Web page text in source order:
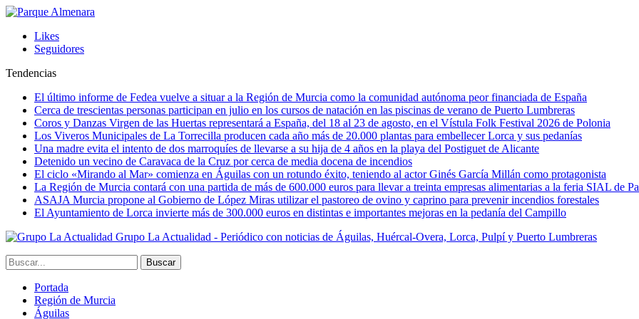
Likes
Seguidores
Tendencias
El último informe de Fedea vuelve a situar a la Región de Murcia como la comunidad autónoma peor financiada de España
Cerca de trescientas personas participan en julio en los cursos de natación en las piscinas de verano de Puerto Lumbreras
Coros y Danzas Virgen de las Huertas representará a España, del 18 al 23 de agosto, en el Vístula Folk Festival 2026 de Polonia
Los Viveros Municipales de La Torrecilla producen cada año más de 20.000 plantas para embellecer Lorca y sus pedanías
Una madre evita el intento de dos marroquíes de llevarse a su hija de 4 años en la playa del Postiguet de Alicante
Detenido un vecino de Caravaca de la Cruz por cerca de media docena de incendios
El ciclo «Mirando al Mar» comienza en Águilas con un rotundo éxito, teniendo al actor Ginés García Millán como protagonista
La Región de Murcia contará con una partida de más de 600.000 euros para llevar a treinta empresas alimentarias a la feria SIAL de
ASAJA Murcia propone al Gobierno de López Miras utilizar el pastoreo de ovino y caprino para prevenir incendios forestales
El Ayuntamiento de Lorca invierte más de 300.000 euros en distintas e importantes mejoras en la pedanía del Campillo
Grupo La Actualidad - Periódico con noticias de Águilas, Huércal-Overa, Lorca, Pulpí y Puerto Lumbreras
Portada
Región de Murcia
Águilas